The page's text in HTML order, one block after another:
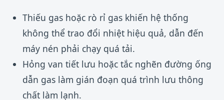
Thiếu gas hoặc rò rỉ gas khiến hệ thống
không thể trao đổi nhiệt hiệu quả, dẫn đến
máy nén phải chạy quá tải.
Hỏng van tiết lưu hoặc tắc nghẽn đường ống
dẫn gas làm gián đoạn quá trình lưu thông
chất làm lạnh.